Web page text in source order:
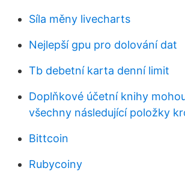
Síla měny livecharts
Nejlepší gpu pro dolování dat
Tb debetní karta denní limit
Doplňkové účetní knihy
všechny následující položky
Bittcoin
Rubycoiny